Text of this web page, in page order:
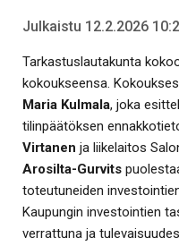
Julkaistu 12.2.2026
Tarkastuslautakunta
kokoukseensa.
Maria Kulmala, joka
tilinpäätöksen
Virtanen ja liikelaitos
Arosilta-Gurvits
toteutuneiden
Kaupungin investointien
verrattuna ja